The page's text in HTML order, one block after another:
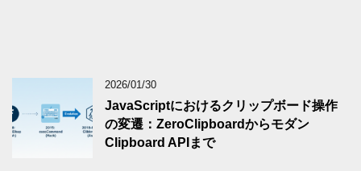
2026/01/30
JavaScriptにおけるクリップボード操作
の変遷：ZeroClipboardからモダン
Clipboard APIまで